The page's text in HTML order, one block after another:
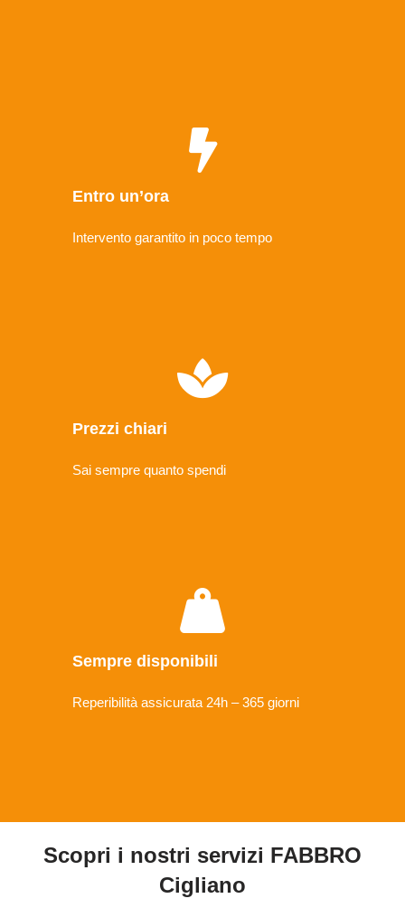
Entro un’ora
Intervento garantito in poco tempo
Prezzi chiari
Sai sempre quanto spendi
Sempre disponibili
Reperibilità assicurata 24h – 365 giorni
Scopri i nostri servizi FABBRO
Cigliano